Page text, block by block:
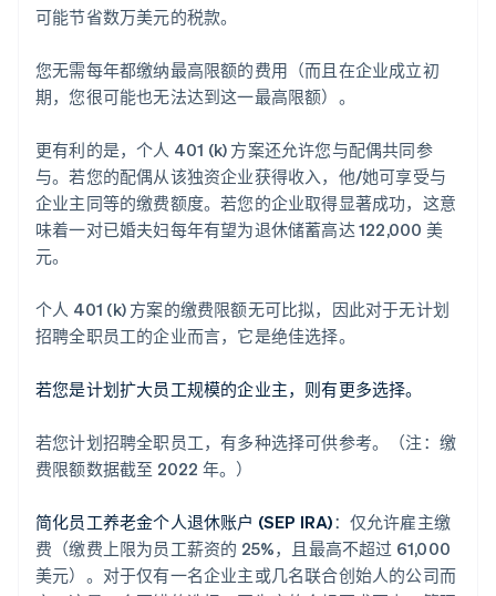
可能节省数万美元的税款。
您无需每年都缴纳最高限额的费用（而且在企业成立初
期，您很可能也无法达到这一最高限额）。
更有利的是，个人 401 (k) 方案还允许您与配偶共同参
与。若您的配偶从该独资企业获得收入，他/她可享受与
企业主同等的缴费额度。若您的企业取得显著成功，这意
味着一对已婚夫妇每年有望为退休储蓄高达 122,000 美
元。
个人 401 (k) 方案的缴费限额无可比拟，因此对于无计划
招聘全职员工的企业而言，它是绝佳选择。
若您是计划扩大员工规模的企业主，则有更多选择。
若您计划招聘全职员工，有多种选择可供参考。（注：缴
费限额数据截至 2022 年。）
简化员工养老金个人退休账户 (SEP IRA)：仅允许雇主缴
费（缴费上限为员工薪资的 25%，且最高不超过 61,000
美元）。对于仅有一名企业主或几名联合创始人的公司而